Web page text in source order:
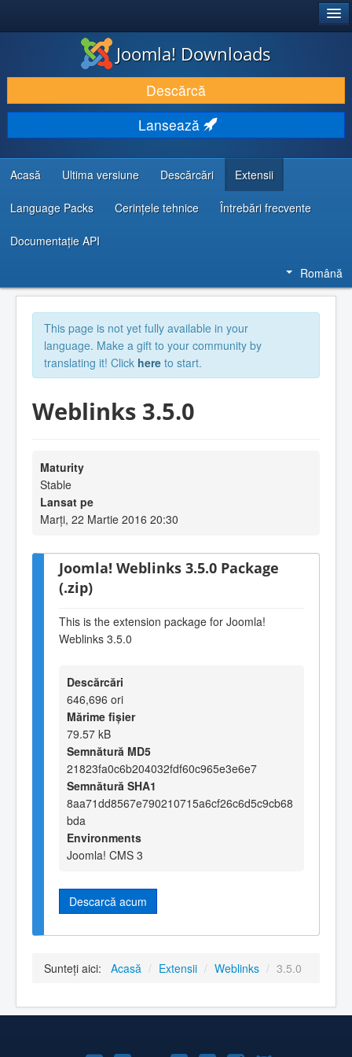
DESCARCĂ & ȘI EXTINDE
DESCOPERĂ & ÎNVAȚĂ
COMUNITATE & SUPORT
RESURSE DEZVOLTATORI
Joomla! Downloads
Descărcă
Lansează
Acasă Ultima versiune Descărcări Extensii
Language Packs Cerințele tehnice Întrebări frecvente
Documentaţie API
Română
This page is not yet fully available in your
language. Make a gift to your community by
translating it! Click here to start.
Weblinks 3.5.0
Maturity
Stable
Lansat pe
Marți, 22 Martie 2016 20:30
Joomla! Weblinks 3.5.0 Package
(.zip)
This is the extension package for Joomla!
Weblinks 3.5.0
Descărcări
646,696 ori
Mărime fișier
79.57 kB
Semnătură MD5
21823fa0c6b204032fdf60c965e3e6e7
Semnătură SHA1
8aa71dd8567e790210715a6cf26c6d5c9cb68
bda
Environments
Joomla! CMS 3
Descarcă acum
Sunteți aici: Acasă / Extensii / Weblinks / 3.5.0